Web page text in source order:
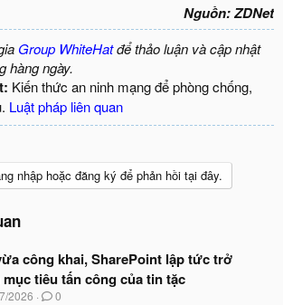
Nguồn: ZDNet
Group WhiteHatđể thảo luận và cập nhật
hàng ngày.
Kiến thức an ninh mạng để phòng chống,
Luật pháp liên quan
nhập hoặc đăng ký để phản hồi tại đây.
công khai, SharePoint lập tức trở
tiêu tấn công của tin tặc
2026 0